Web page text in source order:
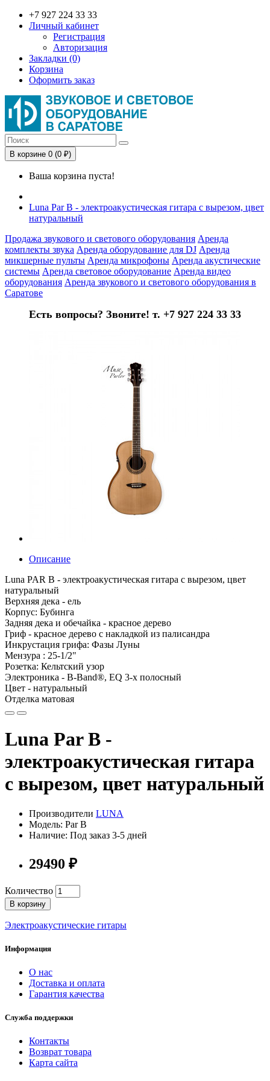
+7 927 224 33 33
Личный кабинет
Регистрация
Авторизация
Закладки (0)
Корзина
Оформить заказ
В корзине 0 (0 ₽)
Ваша корзина пуста!
Luna Par B - электроакустическая гитара с вырезом, цвет
натуральный
Продажа звукового и светового оборудования Аренда
комплекты звука Аренда оборудование для DJ Аренда
микшерные пульты Аренда микрофоны Аренда акустические
системы Аренда световое оборудование Аренда видео
оборудования Аренда звукового и светового оборудования в
Саратове
Есть вопросы? Звоните! т. +7 927 224 33 33
Описание
Luna PAR B - электроакустическая гитара с вырезом, цвет
натуральный
Верхняя дека - ель
Корпус: Бубинга
Задняя дека и обечайка - красное дерево
Гриф - красное дерево с накладкой из палисандра
Инкрустация грифа: Фазы Луны
Мензура : 25-1/2"
Розетка: Кельтский узор
Электроника - B-Band®, EQ 3-х полосный
Цвет - натуральный
Отделка матовая
Luna Par B -
электроакустическая гитара
с вырезом, цвет натуральный
Производители LUNA
Модель: Par B
Наличие: Под заказ 3-5 дней
29490 ₽
Количество
В корзину
Электроакустические гитары
Информация
О нас
Доставка и оплата
Гарантия качества
Служба поддержки
Контакты
Возврат товара
Карта сайта